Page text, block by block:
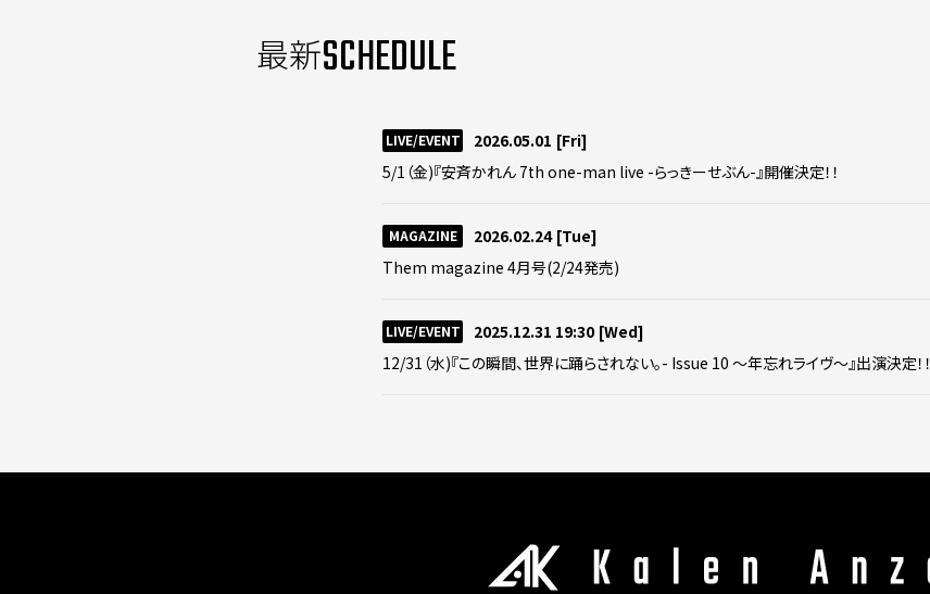
最新SCHEDULE
LIVE/EVENT 2026.05.01 [Fri]
5/1（金)『安斉かれん 7th one-man live -らっきーせぶん-』開催決定！！
MAGAZINE 2026.02.24 [Tue]
Them magazine 4月号(2/24発売)
LIVE/EVENT 2025.12.31 19:30 [Wed]
12/31（水)『この瞬間、世界に踊らされない。- Issue 10 ～年忘れライヴ～』出演決定！！